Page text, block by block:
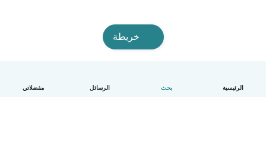
الرئيسية بحث الرسائل مفضلاتي
خريطة